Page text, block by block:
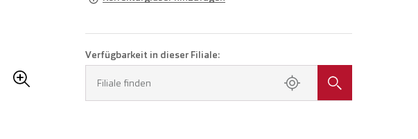
Brille mit Einstärkengläsern
Verfügbarkeit in dieser Filiale:
Filiale finden